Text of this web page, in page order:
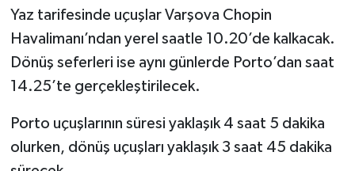
Yaz tarifesinde uçuşlar Varşova Chopin
Havalimanı’ndan yerel saatle 10.20’de kalkacak.
Dönüş seferleri ise aynı günlerde Porto’dan saat
14.25’te gerçekleştirilecek.
Porto uçuşlarının süresi yaklaşık 4 saat 5 dakika
olurken, dönüş uçuşları yaklaşık 3 saat 45 dakika